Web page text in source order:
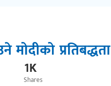
प्रतिबद्धता
1K
Shares